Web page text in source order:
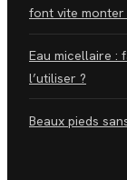
font vite
Eau micellaire :
l’utiliser ?
Beaux pieds